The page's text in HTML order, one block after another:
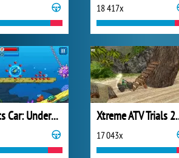
18 417x
Car Eats Car: Underwater Adventure
17 043x